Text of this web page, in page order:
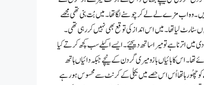
ہیں ۔ وہ اب مزے لے لے کر چوسنے لگا تھا۔ میں بُت بنی تھی مجھے
لیا تھا۔ میں اس انداز کی توقع بھی نہیں کر رہی تھی۔
میں اترنا ہے تو میرا ساتھ دیجیئے۔ ایسے اکیلے سب کچھ کرتے کیا
اس کا بائیاں بازو میری گردن کے نیچے جبکہ دائیاں ہاتھ
چھُو رہا تھا اُس اس حصے میں بجلی کے کرنٹ سے محسوس ہو رہے